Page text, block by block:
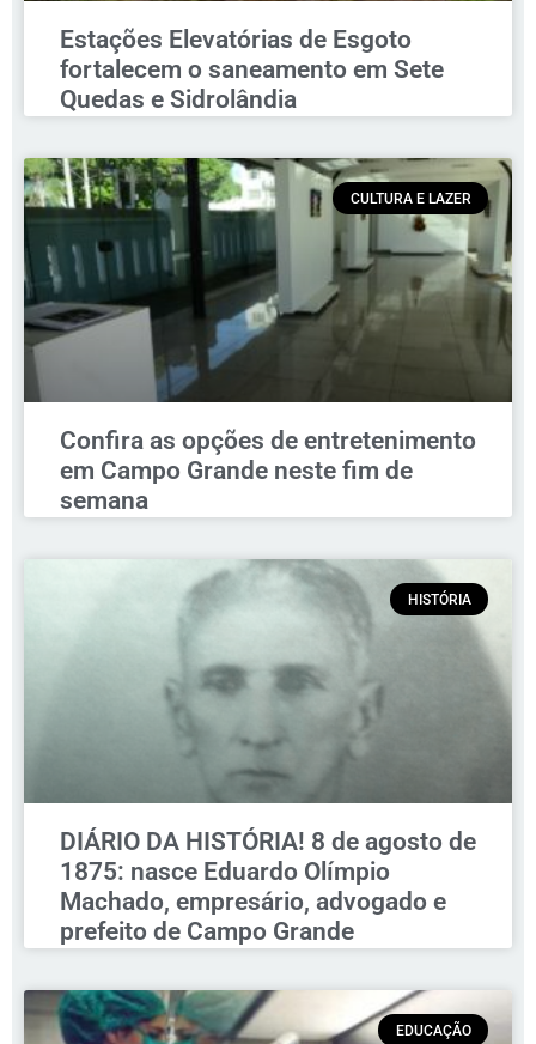
Estações Elevatórias de Esgoto
fortalecem o saneamento em Sete
Quedas e Sidrolândia
CULTURA E LAZER
Confira as opções de entretenimento
em Campo Grande neste fim de
semana
HISTÓRIA
DIÁRIO DA HISTÓRIA! 8 de agosto de
1875: nasce Eduardo Olímpio
Machado, empresário, advogado e
prefeito de Campo Grande
EDUCAÇÃO